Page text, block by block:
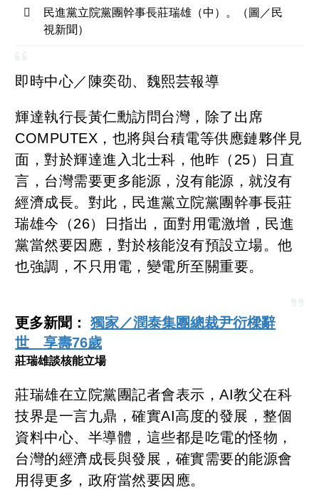
民進黨立院黨團幹事長莊瑞雄（中）。（圖／民
視新聞）
即時中心／陳奕劭、魏熙芸報導
輝達執行長黃仁勳訪問台灣，除了出席
COMPUTEX，也將與台積電等供應鏈夥伴見
面，對於輝達進入北士科，他昨（25）日直
言，台灣需要更多能源，沒有能源，就沒有
經濟成長。對此，民進黨立院黨團幹事長莊
瑞雄今（26）日指出，面對用電激增，民進
黨當然要因應，對於核能沒有預設立場。他
也強調，不只用電，變電所至關重要。
更多新聞：獨家／潤泰集團總裁尹衍樑辭
世 享壽76歲
莊瑞雄談核能立場
莊瑞雄在立院黨團記者會表示，AI教父在科
技界是一言九鼎，確實AI高度的發展，整個
資料中心、半導體，這些都是吃電的怪物，
台灣的經濟成長與發展，確實需要的能源會
用得更多，政府當然要因應。